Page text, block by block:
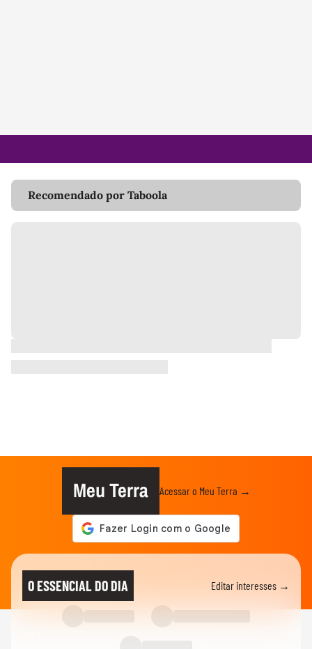
Recomendado por Taboola
Meu Terra Acessar o Meu Terra →
O ESSENCIAL DO DIA Editar interesses →